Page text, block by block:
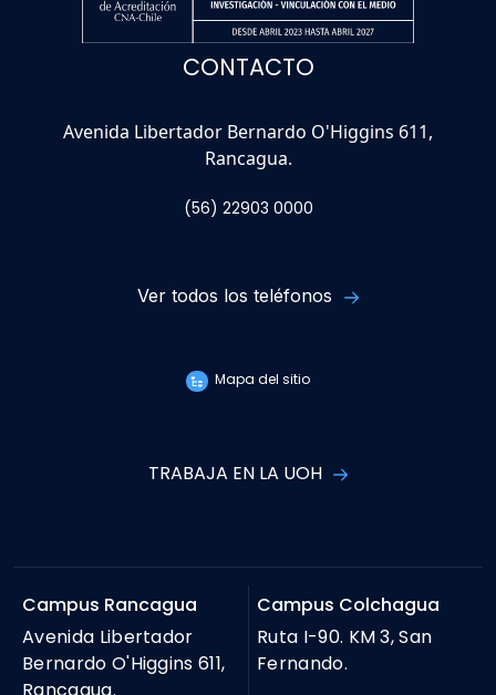
CONTACTO
Avenida Libertador Bernardo O'Higgins 611,
Rancagua.
(56) 22903 0000
Ver todos los teléfonos
Mapa del sitio
TRABAJA EN LA UOH
Campus Rancagua
Avenida Libertador
Bernardo O'Higgins 611,
Campus Colchagua
Ruta I-90. KM 3, San
Fernando.